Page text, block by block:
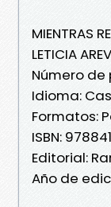
MIENTRAS
LETICIA
Número de
Idioma:
Formatos:
ISBN:
Editorial:
Año de